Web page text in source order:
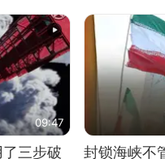
09:47
三步破
封锁海峡不